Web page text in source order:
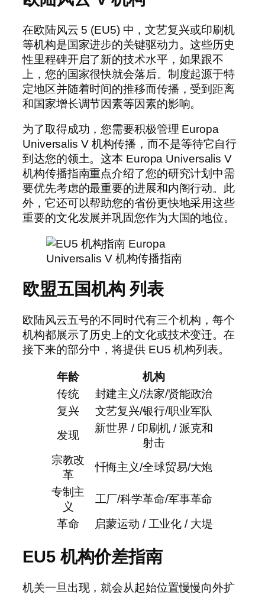
在欧陆风云 5 (EU5) 中，文艺复兴或印刷机
等机构是国家进步的关键驱动力。这些历史
性里程碑开启了新的技术水平，如果跟不
上，您的国家很快就会落后。制度起源于特
定地区并随着时间的推移而传播，受到距离
和国家增长调节因素等因素的影响。
为了取得成功，您需要积极管理 Europa
Universalis V 机构传播，而不是等待它自行
到达您的领土。这本 Europa Universalis V
机构传播指南重点介绍了您的研究计划中需
要优先考虑的最重要的进展和内阁行动。此
外，它还可以帮助您的省份更快地采用这些
重要的文化发展并巩固您作为大国的地位。
欧盟五国机构 列表
欧陆风云五号的不同时代有三个机构，每个
机构都展示了历史上的文化或技术变迁。在
接下来的部分中，将提供 EU5 机构列表。
年龄
机构
传统
封建主义/法家/贤能政治
复兴
文艺复兴/银行/职业军队
发现
新世界 / 印刷机 / 派克和
射击
宗教改
革
忏悔主义/全球贸易/大炮
专制主
义
工厂/科学革命/军事革命
革命
启蒙运动 / 工业化 / 大堤
EU5 机构价差指南
机关一旦出现，就会从起始位置慢慢向外扩